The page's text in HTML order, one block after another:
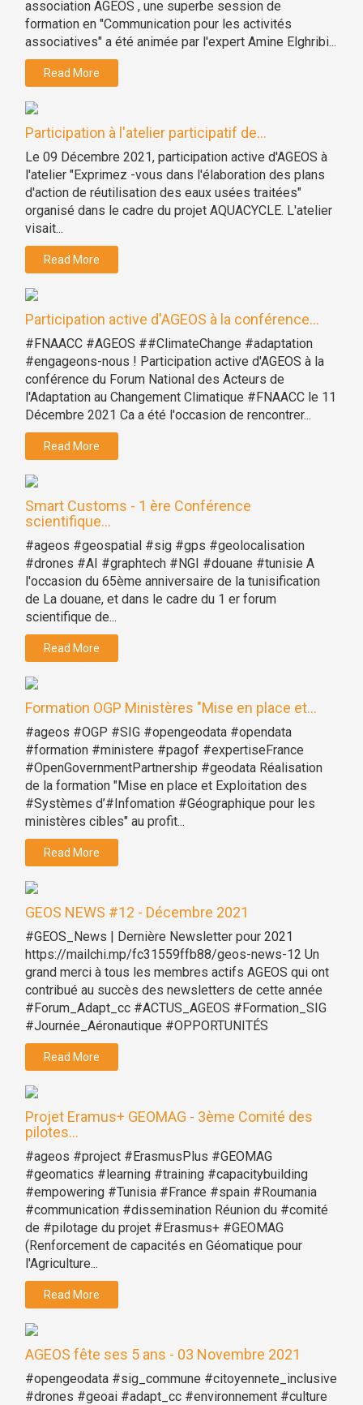
association AGEOS , une superbe session de
formation en "Communication pour les activités
associatives" a été animée par l'expert Amine Elghribi...
Read More
Participation à l'atelier participatif de...
Le 09 Décembre 2021, participation active d'AGEOS à
l'atelier "Exprimez -vous dans l'élaboration des plans
d'action de réutilisation des eaux usées traitées"
organisé dans le cadre du projet AQUACYCLE. L'atelier
visait...
Read More
Participation active d'AGEOS à la conférence...
#FNAACC #AGEOS ##ClimateChange #adaptation
#engageons-nous ! Participation active d'AGEOS à la
conférence du Forum National des Acteurs de
l'Adaptation au Changement Climatique #FNAACC le 11
Décembre 2021 Ca a été l'occasion de rencontrer...
Read More
Smart Customs - 1 ère Conférence
scientifique...
#ageos #geospatial #sig #gps #geolocalisation
#drones #AI #graphtech #NGI #douane #tunisie A
l'occasion du 65ème anniversaire de la tunisification
de La douane, et dans le cadre du 1 er forum
scientifique de...
Read More
Formation OGP Ministères "Mise en place et...
#ageos #OGP #SIG #opengeodata #opendata
#formation #ministere #pagof #expertiseFrance
#OpenGovernmentPartnership #geodata Réalisation
de la formation "Mise en place et Exploitation des
#Systèmes d’#Infomation #Géographique pour les
ministères cibles" au profit...
Read More
GEOS NEWS #12 - Décembre 2021
#GEOS_News | Dernière Newsletter pour 2021
https://mailchi.mp/fc31559ffb88/geos-news-12 Un
grand merci à tous les membres actifs AGEOS qui ont
contribué au succès des newsletters de cette année
#Forum_Adapt_cc #ACTUS_AGEOS #Formation_SIG
#Journée_Aéronautique #OPPORTUNITÉS
Read More
Projet Eramus+ GEOMAG - 3ème Comité des
pilotes...
#ageos #project #ErasmusPlus #GEOMAG
#geomatics #learning #training #capacitybuilding
#empowering #Tunisia #France #spain #Roumania
#communication #dissemination Réunion du #comité
de #pilotage du projet #Erasmus+ #GEOMAG
(Renforcement de capacités en Géomatique pour
l'Agriculture...
Read More
AGEOS fête ses 5 ans - 03 Novembre 2021
#opengeodata #sig_commune #citoyennete_inclusive
#drones #geoai #adapt_cc #environnement #culture